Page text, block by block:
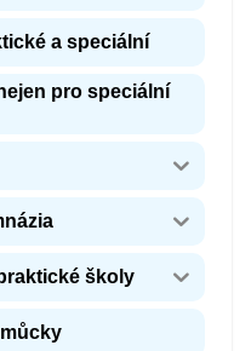
a speciální
pro speciální
školy